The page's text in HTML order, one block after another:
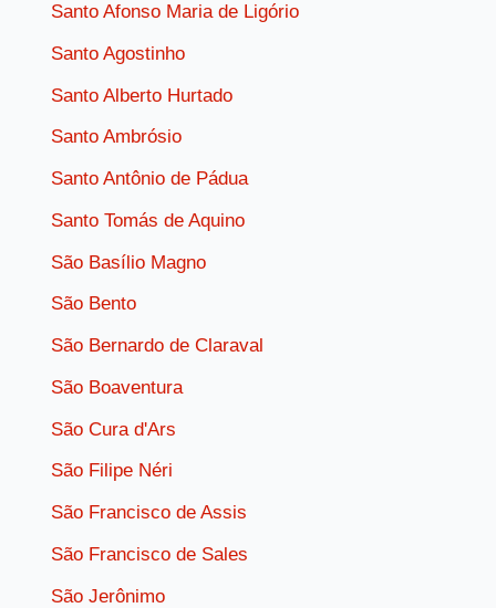
Santo Afonso Maria de Ligório
Santo Agostinho
Santo Alberto Hurtado
Santo Ambrósio
Santo Antônio de Pádua
Santo Tomás de Aquino
São Basílio Magno
São Bento
São Bernardo de Claraval
São Boaventura
São Cura d'Ars
São Filipe Néri
São Francisco de Assis
São Francisco de Sales
São Jerônimo